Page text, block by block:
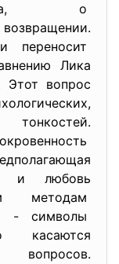
о
переносит
Лика
Этот вопрос
тонкостей.
и любовь
методам
- символы
касаются
вопросов.